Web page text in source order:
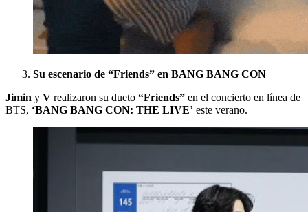
Su escenario de “Friends” en BANG BANG CON
Jimin y V realizaron su dueto “Friends” en el concierto en línea de
BTS, ‘BANG BANG CON: THE LIVE’ este verano.